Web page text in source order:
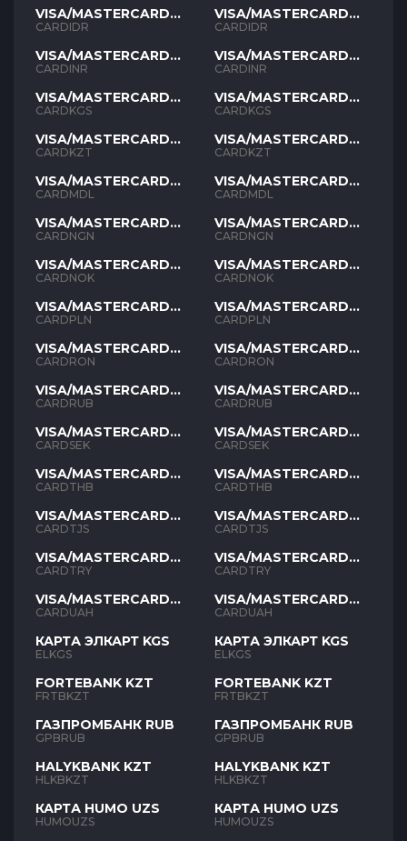
VISA/MASTERCARD
IDR
CARDIDR
VISA/MASTERCARD
INR
CARDINR
VISA/MASTERCARD
KGS
CARDKGS
VISA/MASTERCARD
KZT
CARDKZT
VISA/MASTERCARD
MDL
CARDMDL
VISA/MASTERCARD
NGN
CARDNGN
VISA/MASTERCARD
NOK
CARDNOK
VISA/MASTERCARD
PLN
CARDPLN
VISA/MASTERCARD
RON
CARDRON
VISA/MASTERCARD
RUB
CARDRUB
VISA/MASTERCARD
SEK
CARDSEK
VISA/MASTERCARD
THB
CARDTHB
VISA/MASTERCARD
TJS
CARDTJS
VISA/MASTERCARD
TYR
CARDTRY
VISA/MASTERCARD
UAH
CARDUAH
КАРТА ЭЛКАРТ KGS
ELKGS
FORTEBANK KZT
FRTBKZT
ГАЗПРОМБАНК RUB
GPBRUB
HALYKBANK KZT
HLKBKZT
КАРТА HUMO UZS
HUMOUZS
VISA/MASTERCARD
IDR
CARDIDR
VISA/MASTERCARD
INR
CARDINR
VISA/MASTERCARD
KGS
CARDKGS
VISA/MASTERCARD
KZT
CARDKZT
VISA/MASTERCARD
MDL
CARDMDL
VISA/MASTERCARD
NGN
CARDNGN
VISA/MASTERCARD
NOK
CARDNOK
VISA/MASTERCARD
PLN
CARDPLN
VISA/MASTERCARD
RON
CARDRON
VISA/MASTERCARD
RUB
CARDRUB
VISA/MASTERCARD
SEK
CARDSEK
VISA/MASTERCARD
THB
CARDTHB
VISA/MASTERCARD
TJS
CARDTJS
VISA/MASTERCARD
TYR
CARDTRY
VISA/MASTERCARD
UAH
CARDUAH
КАРТА ЭЛКАРТ KGS
ELKGS
FORTEBANK KZT
FRTBKZT
ГАЗПРОМБАНК RUB
GPBRUB
HALYKBANK KZT
HLKBKZT
КАРТА HUMO UZS
HUMOUZS